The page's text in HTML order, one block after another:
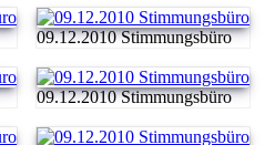
09.12.2010 Stimmungsbüro
09.12.2010 Stimmungsbüro